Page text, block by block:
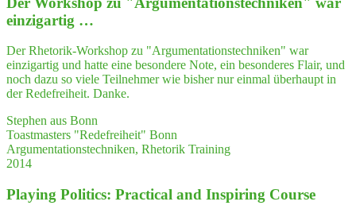
te
und
empa­
Coach-
Kollegin."
einzigartig …
Der Rhetorik-Workshop zu "Argumentationstechniken" war
einzigartig und hatte eine besondere Note, ein besonderes Flair, und
noch dazu so viele Teilnehmer wie bisher nur einmal überhaupt in
der Redefreiheit. Danke.
Stephen aus Bonn
Toastmasters "Redefreiheit" Bonn
Argumentationstechniken, Rhetorik Training
2014
Play­ing Poli­tics: Prac­ti­cal and Inspi­ring Course